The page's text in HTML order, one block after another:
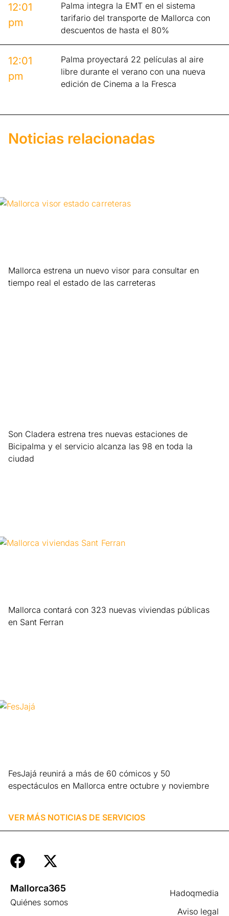
12:01
pm
Palma integra la EMT en el sistema
tarifario del transporte de Mallorca con
descuentos de hasta el 80%
12:01
pm
Palma proyectará 22 películas al aire
libre durante el verano con una nueva
edición de Cinema a la Fresca
Noticias relacionadas
Mallorca estrena un nuevo visor para consultar en
tiempo real el estado de las carreteras
Son Cladera estrena tres nuevas estaciones de
Bicipalma y el servicio alcanza las 98 en toda la
ciudad
Mallorca contará con 323 nuevas viviendas públicas
en Sant Ferran
FesJajá reunirá a más de 60 cómicos y 50
espectáculos en Mallorca entre octubre y noviembre
VER MÁS NOTICIAS DE SERVICIOS
Hadoqmedia
Aviso legal
Mallorca365
Quiénes somos